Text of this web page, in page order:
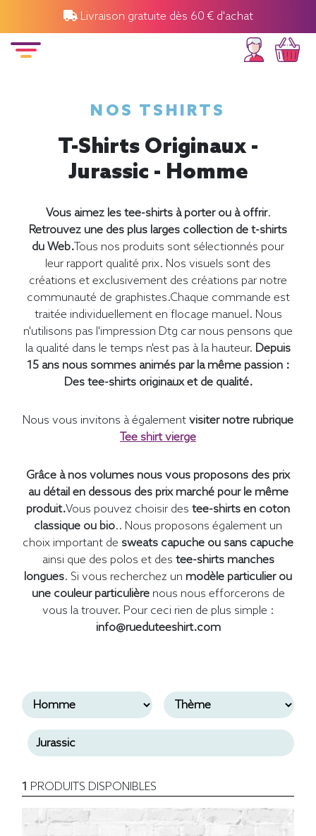
Livraison gratuite dès 60 € d'achat
NOS TSHIRTS
T-Shirts Originaux -
Jurassic - Homme
Vous aimez les tee-shirts à porter ou à offrir.
Retrouvez une des plus larges collection de t-shirts
du Web.Tous nos produits sont sélectionnés pour
leur rapport qualité prix. Nos visuels sont des
créations et exclusivement des créations par notre
communauté de graphistes.Chaque commande est
traitée individuellement en flocage manuel. Nous
n'utilisons pas l'impression Dtg car nous pensons que
la qualité dans le temps n'est pas à la hauteur. Depuis
15 ans nous sommes animés par la même passion :
Des tee-shirts originaux et de qualité.
Nous vous invitons à également visiter notre rubrique
Tee shirt vierge
Grâce à nos volumes nous vous proposons des prix
au détail en dessous des prix marché pour le même
produit.Vous pouvez choisir des tee-shirts en coton
classique ou bio.. Nous proposons également un
choix important de sweats capuche ou sans capuche
ainsi que des polos et des tee-shirts manches
longues. Si vous recherchez un modèle particulier ou
une couleur particulièrenous nous efforcerons de
vous la trouver. Pour ceci rien de plus simple :
info@rueduteeshirt.com
1 PRODUITS DISPONIBLES